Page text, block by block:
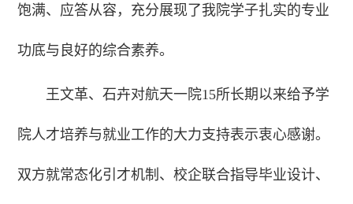
饱满、应答从容，充分展现了我院学子扎实的专业
功底与良好的综合素养。
王文革、石卉对航天一院15所长期以来给予学
院人才培养与就业工作的大力支持表示衷心感谢。
双方就常态化引才机制、校企联合指导毕业设计、